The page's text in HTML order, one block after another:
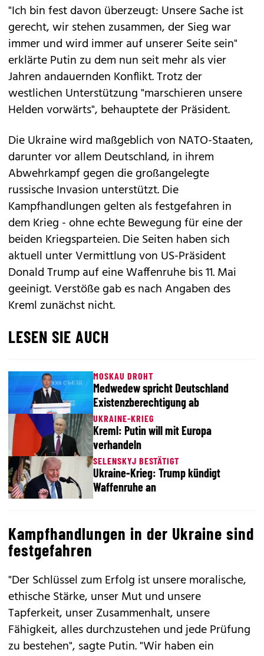
"Ich bin fest davon überzeugt: Unsere Sache ist
gerecht, wir stehen zusammen, der Sieg war
immer und wird immer auf unserer Seite sein"
erklärte Putin zu dem nun seit mehr als vier
Jahren andauernden Konflikt. Trotz der
westlichen Unterstützung "marschieren unsere
Helden vorwärts", behauptete der Präsident.
Die Ukraine wird maßgeblich von NATO-Staaten,
darunter vor allem Deutschland, in ihrem
Abwehrkampf gegen die großangelegte
russische Invasion unterstützt. Die
Kampfhandlungen gelten als festgefahren in
dem Krieg - ohne echte Bewegung für eine der
beiden Kriegsparteien. Die Seiten haben sich
aktuell unter Vermittlung von US-Präsident
Donald Trump auf eine Waffenruhe bis 11. Mai
geeinigt. Verstöße gab es nach Angaben des
Kreml zunächst nicht.
LESEN SIE AUCH
MOSKAU DROHT
Medwedew spricht Deutschland
Existenzberechtigung ab
UKRAINE-KRIEG
Kreml: Putin will mit Europa
verhandeln
SELENSKYJ BESTÄTIGT
Ukraine-Krieg: Trump kündigt
Waffenruhe an
Kampfhandlungen in der Ukraine sind
festgefahren
"Der Schlüssel zum Erfolg ist unsere moralische,
ethische Stärke, unser Mut und unsere
Tapferkeit, unser Zusammenhalt, unsere
Fähigkeit, alles durchzustehen und jede Prüfung
zu bestehen", sagte Putin. "Wir haben ein